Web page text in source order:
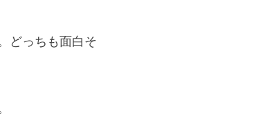
どっちも面白そ